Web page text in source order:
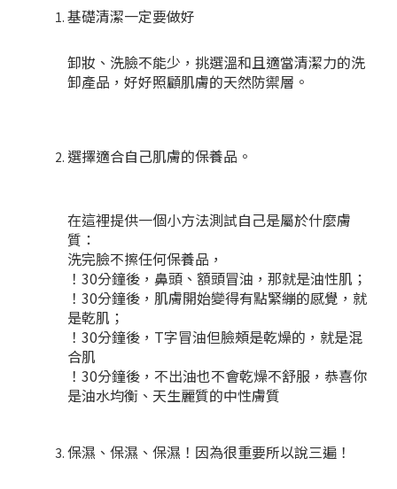
基礎清潔一定要做好
卸妝、洗臉不能少，挑選溫和且適當清潔力的洗
卸產品，好好照顧肌膚的天然防禦層。
選擇適合自己肌膚的保養品。
在這裡提供一個小方法測試自己是屬於什麼膚
質：
洗完臉不擦任何保養品，
！30分鐘後，鼻頭、額頭冒油，那就是油性肌；
！30分鐘後，肌膚開始變得有點緊繃的感覺，就
是乾肌；
！30分鐘後，T字冒油但臉頰是乾燥的，就是混
合肌
！30分鐘後，不出油也不會乾燥不舒服，恭喜你
是油水均衡、天生麗質的中性膚質
保濕、保濕、保濕！因為很重要所以說三遍！